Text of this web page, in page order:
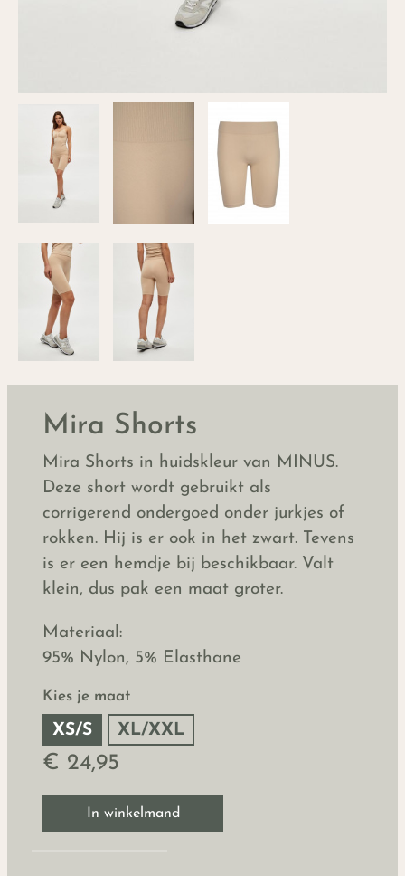
Mira Shorts
Mira Shorts in huidskleur van MINUS.
Deze short wordt gebruikt als
corrigerend ondergoed onder jurkjes of
rokken. Hij is er ook in het zwart. Tevens
is er een hemdje bij beschikbaar. Valt
klein, dus pak een maat groter.
Materiaal:
95% Nylon, 5% Elasthane
Kies je maat
XS/S XL/XXL
€ 24,95
In winkelmand